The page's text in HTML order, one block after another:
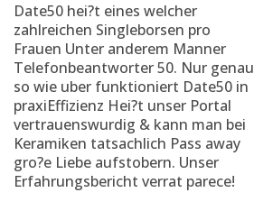
Date50 hei?t eines welcher
zahlreichen Singleborsen pro
Frauen Unter anderem Manner
Telefonbeantworter 50. Nur genau
so wie uber funktioniert Date50 in
praxiEffizienz Hei?t unser Portal
vertrauenswurdig & kann man bei
Keramiken tatsachlich Pass away
gro?e Liebe aufstobern. Unser
Erfahrungsbericht verrat parece!